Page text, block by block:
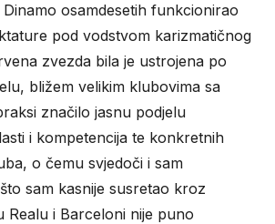
Dinamo osamdesetih funkcionirao
pod vodstvom karizmatičnog
zvezda bila je ustrojena po
bližem velikim klubovima sa
značilo jasnu podjelu
i kompetencija te konkretnih
o čemu svjedoči i sam
sam kasnije susretao kroz
Realu i Barceloni nije puno